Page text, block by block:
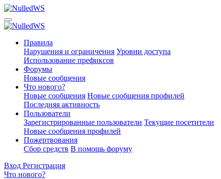
Правила
Нарушения и ограничения Уровни доступа
Использование префиксов
Форумы
Новые сообщения
Что нового?
Новые сообщения Новые сообщения профилей
Последняя активность
Пользователи
Зарегистрированные пользователи Текущие посетители
Новые сообщения профилей
Пожертвования
Сбор средств В помощь форуму
Вход Регистрация
Что нового?